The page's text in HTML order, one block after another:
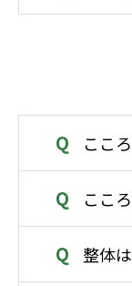
Q ここ
Q ここ
Q 整体